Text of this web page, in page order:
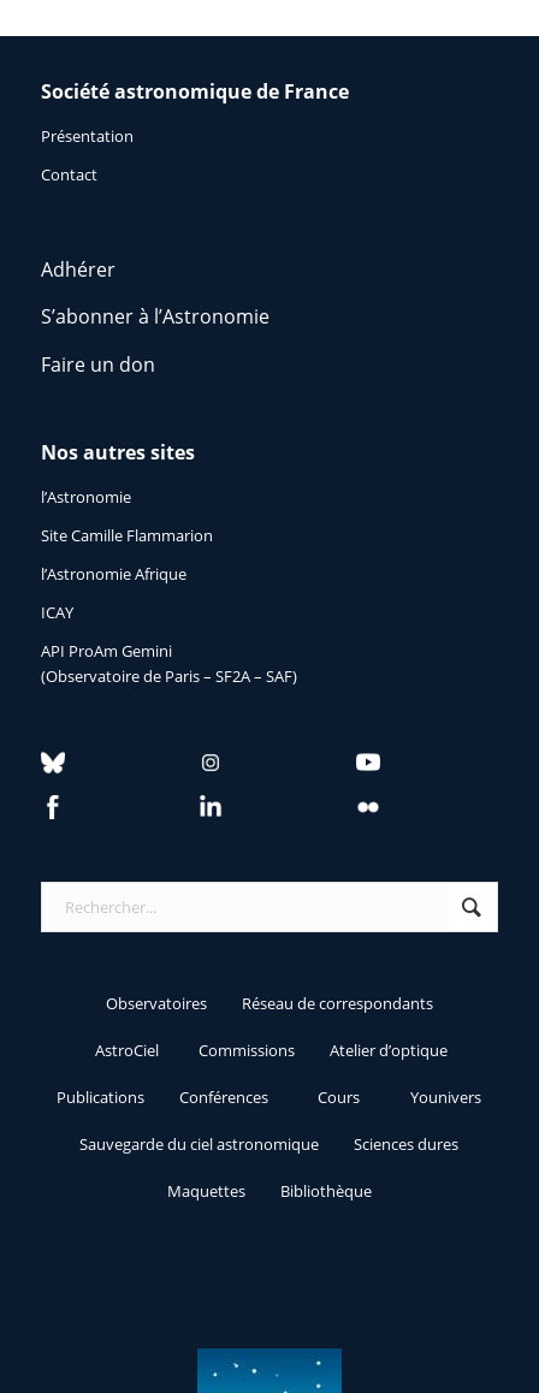
Société astronomique de France
Présentation
Contact
Adhérer
S’abonner à l’Astronomie
Faire un don
Nos autres sites
l’Astronomie
Site Camille Flammarion
l’Astronomie Afrique
ICAY
API ProAm Gemini
(Observatoire de Paris – SF2A – SAF)
Observatoires Réseau de correspondants
AstroCiel Commissions Atelier d’optique
Publications Conférences Cours Younivers
Sauvegarde du ciel astronomique Sciences dures
Maquettes Bibliothèque